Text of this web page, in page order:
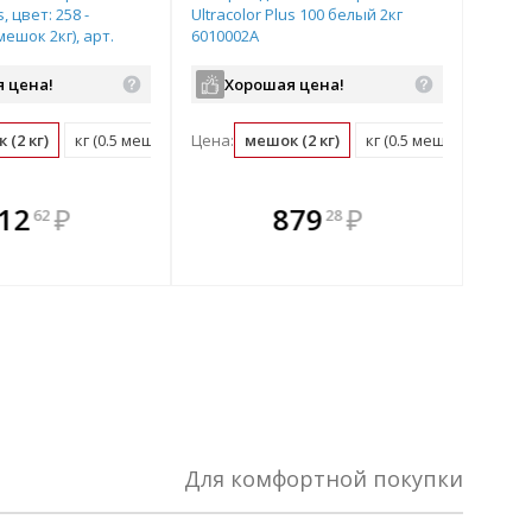
цвет: 258 -
2кг), арт.
цена!
(2 кг) кг (0.5 мешок)
62 ₽
В комплекте
всегда выгоднее!
Ultracolor Plus 100 белый 2кг
6010002A
Хорошая цена!
Цена: мешок (2 кг) кг (0.5 мешок)
комплекте
выгоднее!
87928 ₽
Для комфортной покупки